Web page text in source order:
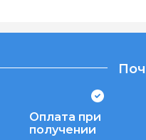
Оплата при
получении